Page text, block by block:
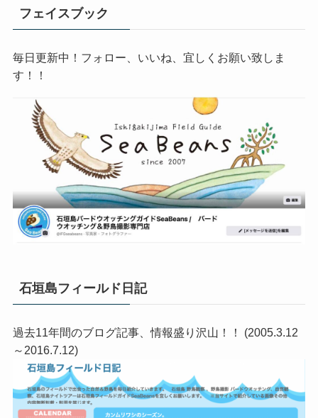
フェイスブック
毎日更新中！フォロー、いいね、宜しくお願い致しま
す！！
石垣島フィールド日記
過去11年間のブログ記事、情報盛り沢山！！ (2005.3.12
～2016.7.12)